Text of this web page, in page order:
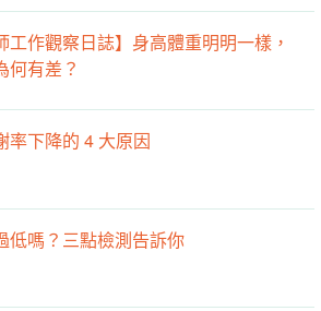
工作觀察日誌】身高體重明明一樣，
何有差？
率下降的 4 大原因
低嗎？三點檢測告訴你